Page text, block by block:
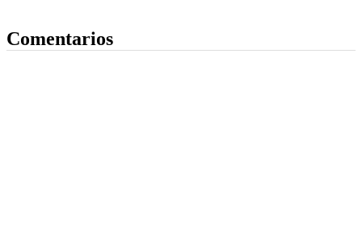
Comentarios